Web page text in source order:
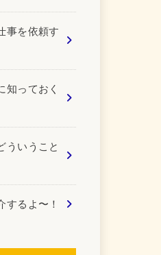
事を依頼す
知っておく
ういうこと
するよ〜！